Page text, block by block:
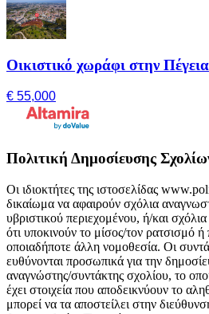
Οικιστικό χωράφι στην Πέγεια
€ 55,000
Πολιτική Δημοσίευσης
Οι ιδιοκτήτες της ιστοσελίδας
δικαίωμα να αφαιρούν σχόλια
υβριστικού περιεχομένου, ή/και
ότι υποκινούν το μίσος/τον ρατσισμό
οποιαδήποτε άλλη νομοθεσία. Οι
ευθύνονται προσωπικά για την
αναγνώστης/συντάκτης σχολίου, το
έχει στοιχεία που αποδεικνύουν το
μπορεί να τα αποστείλει στην